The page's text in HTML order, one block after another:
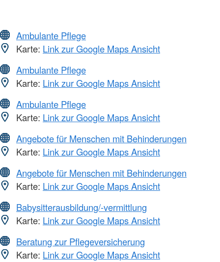
Ambulante Pflege
Karte: Link zur Google Maps Ansicht
Ambulante Pflege
Karte: Link zur Google Maps Ansicht
Ambulante Pflege
Karte: Link zur Google Maps Ansicht
Angebote für Menschen mit Behinderungen
Karte: Link zur Google Maps Ansicht
Angebote für Menschen mit Behinderungen
Karte: Link zur Google Maps Ansicht
Babysitterausbildung/-vermittlung
Karte: Link zur Google Maps Ansicht
Beratung zur Pflegeversicherung
Karte: Link zur Google Maps Ansicht